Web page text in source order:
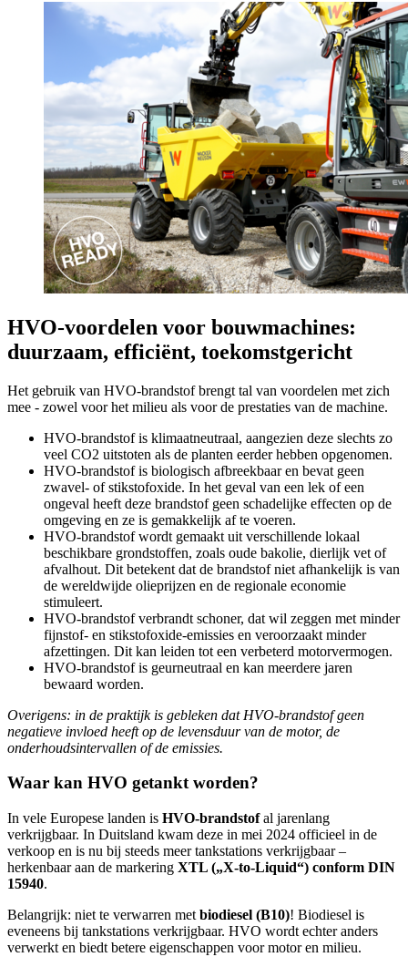
HVO-voordelen voor bouwmachines:
duurzaam, efficiënt, toekomstgericht
Het gebruik van HVO-brandstof brengt tal van voordelen met zich
mee - zowel voor het milieu als voor de prestaties van de machine.
HVO-brandstof is klimaatneutraal, aangezien deze slechts zo
veel CO2 uitstoten als de planten eerder hebben opgenomen.
HVO-brandstof is biologisch afbreekbaar en bevat geen
zwavel- of stikstofoxide. In het geval van een lek of een
ongeval heeft deze brandstof geen schadelijke effecten op de
omgeving en ze is gemakkelijk af te voeren.
HVO-brandstof wordt gemaakt uit verschillende lokaal
beschikbare grondstoffen, zoals oude bakolie, dierlijk vet of
afvalhout. Dit betekent dat de brandstof niet afhankelijk is van
de wereldwijde olieprijzen en de regionale economie
stimuleert.
HVO-brandstof verbrandt schoner, dat wil zeggen met minder
fijnstof- en stikstofoxide-emissies en veroorzaakt minder
afzettingen. Dit kan leiden tot een verbeterd motorvermogen.
HVO-brandstof is geurneutraal en kan meerdere jaren
bewaard worden.
Overigens: in de praktijk is gebleken dat HVO-brandstof geen
negatieve invloed heeft op de levensduur van de motor, de
onderhoudsintervallen of de emissies.
Waar kan HVO getankt worden?
In vele Europese landen is HVO-brandstofal jarenlang
verkrijgbaar. In Duitsland kwam deze in mei 2024 officieel in de
verkoop en is nu bij steeds meer tankstations verkrijgbaar –
herkenbaar aan de markering XTL („X-to-Liquid“) conform DIN
15940.
Belangrijk: niet te verwarren met biodiesel (B10)! Biodiesel is
eveneens bij tankstations verkrijgbaar. HVO wordt echter anders
verwerkt en biedt betere eigenschappen voor motor en milieu.